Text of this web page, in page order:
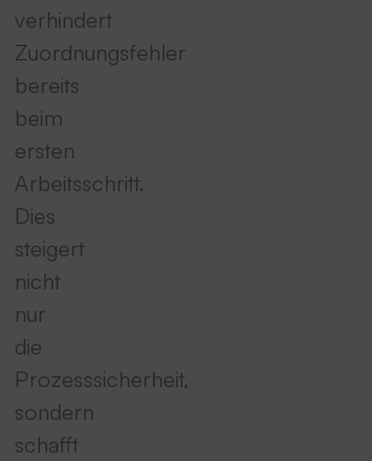
verhindert
Zuordnungsfehler
bereits
beim
ersten
Arbeitsschritt.
Dies
steigert
nicht
nur
die
Prozesssicherheit,
sondern
schafft